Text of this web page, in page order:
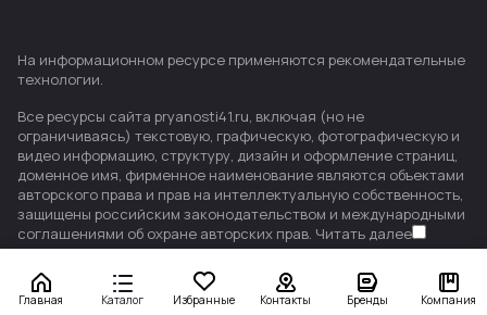
Главная Каталог Избранные Контакты Бренды Компания
На информационном ресурсе применяются рекомендательные
технологии.
Все ресурсы сайта pryanosti41.ru, включая (но не
ограничиваясь) текстовую, графическую, фотографическую и
видео информацию, структуру, дизайн и оформление страниц,
доменное имя, фирменное наименование являются объектами
авторского права и прав на интеллектуальную собственность,
защищены российским законодательством и международными
соглашениями об охране авторских прав. Читать далее